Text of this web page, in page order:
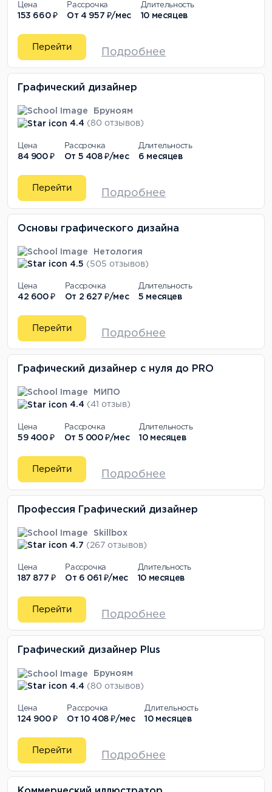
Цена
153 660 ₽
Рассрочка
От 4 957 ₽/мес
Длительность
10 месяцев
Перейти
Подробнее
Графический дизайнер
Бруноям
4.4 (80 отзывов)
Цена
84 900 ₽
Рассрочка
От 5 408 ₽/мес
Длительность
6 месяцев
Перейти
Подробнее
Основы графического дизайна
Нетология
4.5 (505 отзывов)
Цена
42 600 ₽
Рассрочка
От 2 627 ₽/мес
Длительность
5 месяцев
Перейти
Подробнее
Графический дизайнер с нуля до PRO
МИПО
4.4 (41 отзыв)
Цена
59 400 ₽
Рассрочка
От 5 000 ₽/мес
Длительность
10 месяцев
Перейти
Подробнее
Профессия Графический дизайнер
Skillbox
4.7 (267 отзывов)
Цена
187 877 ₽
Рассрочка
От 6 061 ₽/мес
Длительность
10 месяцев
Перейти
Подробнее
Графический дизайнер Plus
Бруноям
4.4 (80 отзывов)
Цена
124 900 ₽
Рассрочка
От 10 408 ₽/мес
Длительность
10 месяцев
Перейти
Подробнее